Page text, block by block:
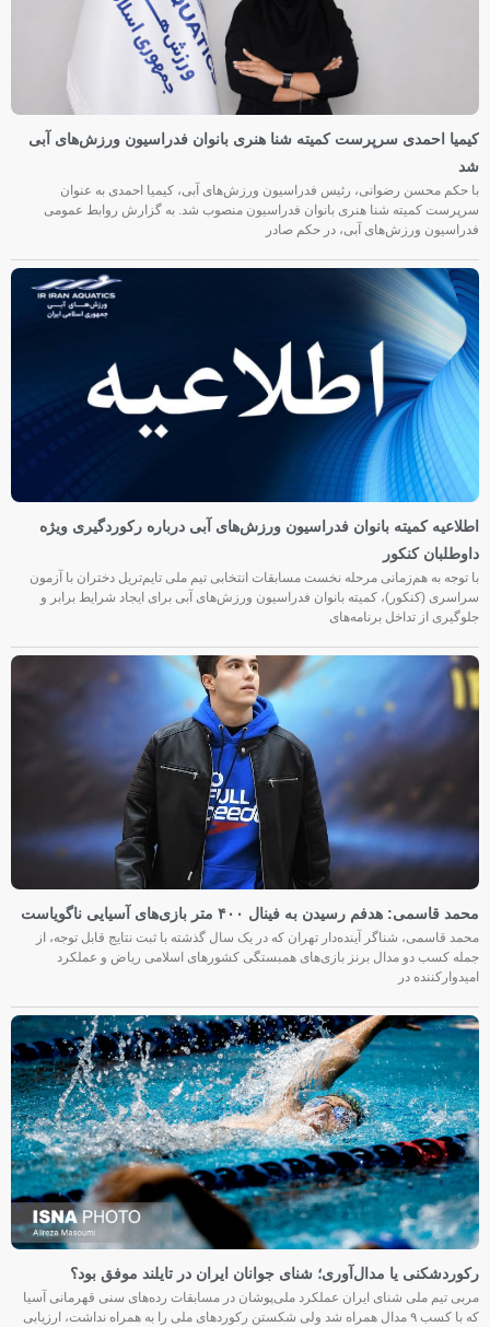
کیمیا احمدی سرپرست کمیته شنا هنری بانوان فدراسیون ورزش‌های آبی
شد
با حکم محسن رضوانی، رئیس فدراسیون ورزش‌های آبی، کیمیا احمدی به عنوان
سرپرست کمیته شنا هنری بانوان فدراسیون منصوب شد. به گزارش روابط عمومی
فدراسیون ورزش‌های آبی، در حکم صادر
اطلاعیه کمیته بانوان فدراسیون ورزش‌های آبی درباره رکوردگیری ویژه
داوطلبان کنکور
با توجه به هم‌زمانی مرحله نخست مسابقات انتخابی تیم ملی تایم‌تریل دختران با آزمون
سراسری (کنکور)، کمیته بانوان فدراسیون ورزش‌های آبی برای ایجاد شرایط برابر و
جلوگیری از تداخل برنامه‌های
محمد قاسمی: هدفم رسیدن به فینال ۴۰۰ متر بازی‌های آسیایی ناگویاست
محمد قاسمی، شناگر آینده‌دار تهران که در یک سال گذشته با ثبت نتایج قابل توجه، از
جمله کسب دو مدال برنز بازی‌های همبستگی کشورهای اسلامی ریاض و عملکرد
امیدوارکننده در
رکوردشکنی یا مدال‌آوری؛ شنای جوانان ایران در تایلند موفق بود؟
مربی تیم ملی شنای ایران عملکرد ملی‌پوشان در مسابقات رده‌های سنی قهرمانی آسیا
که با کسب ۹ مدال همراه شد ولی شکستن رکوردهای ملی را به همراه نداشت، ارزیابی